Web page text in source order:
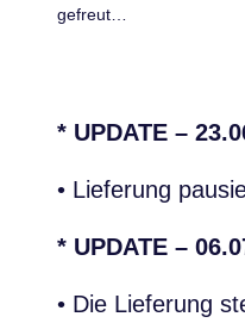
gefreut…
* UPDATE –
• Lieferung
* UPDATE –
• Die Lieferung